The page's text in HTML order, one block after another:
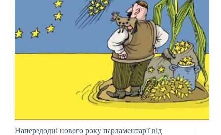
Напередодні нового року парламентарії від